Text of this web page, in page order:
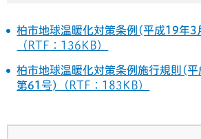
柏市地球温暖化対策条例(平成19年
（RTF：136KB）
柏市地球温暖化対策条例施行規則(
第61号)
（RTF：183KB）